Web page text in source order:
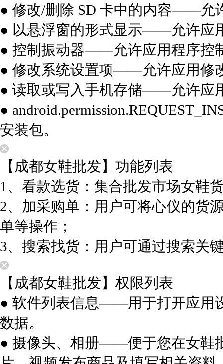
● 修改/删除 SD 卡中的内容——允
● 以悬浮窗的形式显示——允许应
● 控制振动器——允许应用程序控
● 修改系统设置项——允许应用修
● 读取或写入手机存储——允许应
●
安装包。
【成都女鞋批发】功能列表
1、看款选货：集合批发市场女鞋
2、加采购单：用户可将心仪的货
单等操作；
3、搜索找货：用户可通过搜索关
【成都女鞋批发】权限列表
● 软件列表信息——用于打开应用
数据。
● 摄像头、相册——便于您在女鞋